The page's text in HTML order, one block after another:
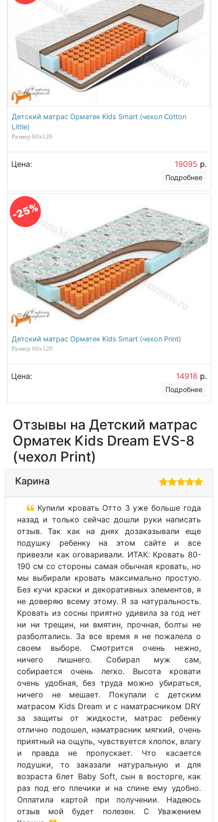
Детский матрас Орматек Kids Smart (чехол Cotton
Little)
Размер 60х120
Цена: 19095 р.
Подробнее
-25%
Детский матрас Орматек Kids Smart (чехол Print)
Размер 60х120
Цена: 14918 р.
Подробнее
Отзывы на Детский матрас
Орматек Kids Dream EVS-8
(чехол Print)
Карина
Купили кровать Отто 3 уже больше года
назад и только сейчас дошли руки написать
отзыв. Так как на днях дозаказывали еще
подушку ребенку на этом сайте и все
привезли как оговаривали. ИТАК: Кровать 80-
190 см со стороны самая обычная кровать, но
мы выбирали кровать максимально простую.
Без кучи краски и декоративных элементов, я
не доверяю всему этому. Я за натуральность.
Кровать из сосны приятно удивила за год нет
ни ни трещин, ни вмятин, прочная, болты не
разболтались. За все время я не пожалела о
своем выборе. Смотрится очень нежно,
ничего лишнего. Собирал муж сам,
собирается очень легко. Высота кровати
очень удобная, без труда можно убираться,
ничего не мешает. Покупали с детским
матрасом Kids Dream и с наматрасником DRY
за защиты от жидкости, матрас ребенку
отлично подошел, наматрасник мягкий, очень
приятный на ощупь, чувствуется хлопок, влагу
и правда не пропускает. Что касается
подушки, то заказали натуральную и для
возраста 6лет Baby Soft, сын в восторге, как
раз под его плечики и на спине ему удобно.
Оплатила картой при получении. Надеюсь
отзыв мой будет полезен. С Уважением